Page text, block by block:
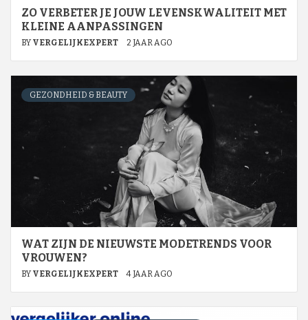
ZO VERBETER JE JOUW LEVENSKWALITEIT MET
KLEINE AANPASSINGEN
BY VERGELIJKEXPERT 2 JAAR AGO
GEZONDHEID & BEAUTY
WAT ZIJN DE NIEUWSTE MODETRENDS VOOR
VROUWEN?
BY VERGELIJKEXPERT 4 JAAR AGO